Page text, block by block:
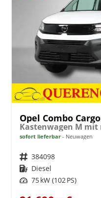
Opel Combo Cargo
sofort lieferbar Neuwagen
Fahrzeugnr. 384098
Kraftstoff Diesel
Leistung 75 kW (102 PS)